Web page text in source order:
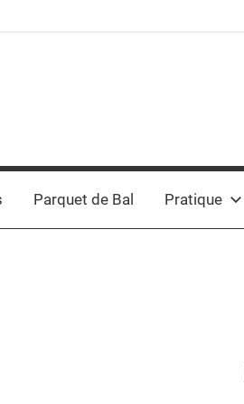
Parquet de Bal Pratique